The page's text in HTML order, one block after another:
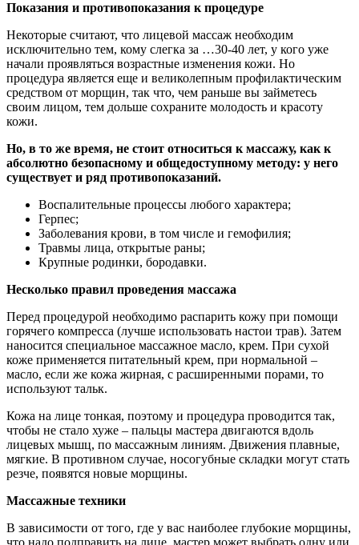
Показания и противопоказания к процедуре
Некоторые считают, что лицевой массаж необходим
исключительно тем, кому слегка за …30-40 лет, у кого уже
начали проявляться возрастные изменения кожи. Но
процедура является еще и великолепным профилактическим
средством от морщин, так что, чем раньше вы займетесь
своим лицом, тем дольше сохраните молодость и красоту
кожи.
Но, в то же время, не стоит относиться к массажу, как к
абсолютно безопасному и общедоступному методу: у него
существует и ряд противопоказаний.
Воспалительные процессы любого характера;
Герпес;
Заболевания крови, в том числе и гемофилия;
Травмы лица, открытые раны;
Крупные родинки, бородавки.
Несколько правил проведения массажа
Перед процедурой необходимо распарить кожу при помощи
горячего компресса (лучше использовать настои трав). Затем
наносится специальное массажное масло, крем. При сухой
коже применяется питательный крем, при нормальной –
масло, если же кожа жирная, с расширенными порами, то
используют тальк.
Кожа на лице тонкая, поэтому и процедура проводится так,
чтобы не стало хуже – пальцы мастера двигаются вдоль
лицевых мышц, по массажным линиям. Движения плавные,
мягкие. В противном случае, носогубные складки могут стать
резче, появятся новые морщины.
Массажные техники
В зависимости от того, где у вас наиболее глубокие морщины,